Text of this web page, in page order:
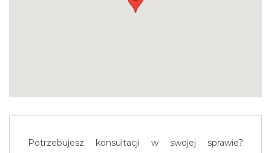
Potrzebujesz konsultacji w swojej sprawie?